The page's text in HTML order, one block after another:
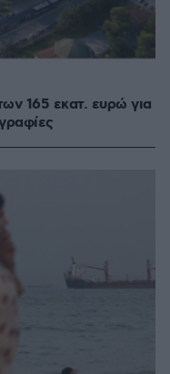
165 εκατ. ευρώ για